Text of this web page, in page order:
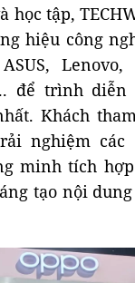
học tập,
hiệu công
Lenovo,
để trình
Khách
nghiệm các
minh tích
tạo nội